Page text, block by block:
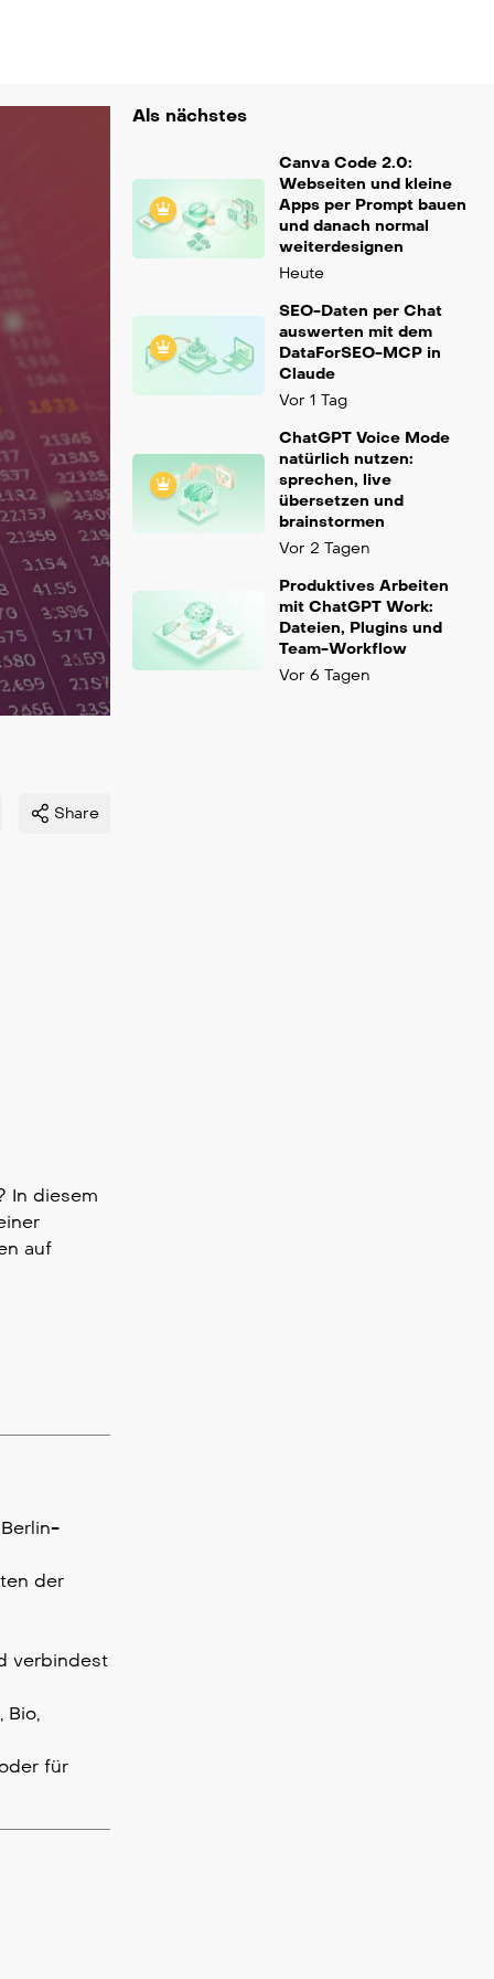
Share
In diesem
auf
der
verbindest
für
Als nächstes
Canva Code 2.0:
Webseiten und kleine
Apps per Prompt bauen
und danach normal
weiterdesignen
Heute
SEO-Daten per Chat
auswerten mit dem
DataForSEO-MCP in
Claude
Vor 1 Tag
ChatGPT Voice Mode
natürlich nutzen:
sprechen, live
übersetzen und
brainstormen
Vor 2 Tagen
Produktives Arbeiten
mit ChatGPT Work:
Dateien, Plugins und
Team-Workflow
Vor 6 Tagen